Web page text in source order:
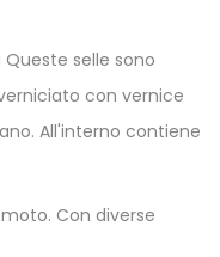
Queste selle sono
con vernice
All'interno contiene
Con diverse